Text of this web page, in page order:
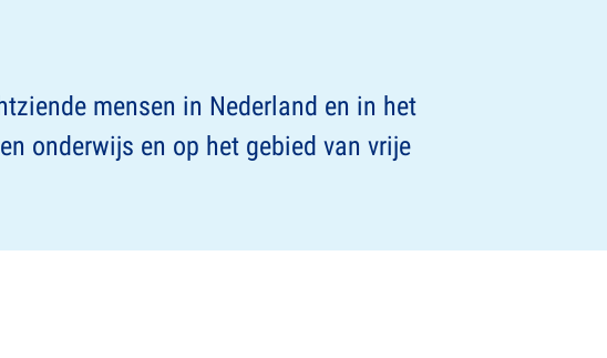
mensen in Nederland en in het
onderwijs en op het gebied van vrije